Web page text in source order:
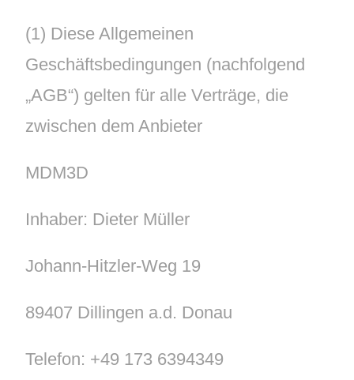
(1) Diese Allgemeinen
Geschäftsbedingungen (nachfolgend
„AGB“) gelten für alle Verträge, die
zwischen dem Anbieter
MDM3D
Inhaber: Dieter Müller
Johann-Hitzler-Weg 19
89407 Dillingen a.d. Donau
Telefon: +49 173 6394349